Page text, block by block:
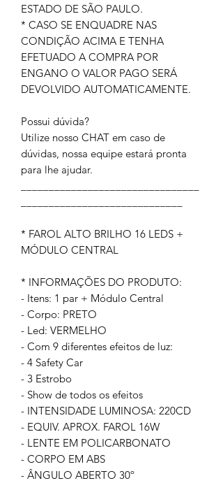
ESTADO DE SÃO PAULO.
* CASO SE ENQUADRE NAS
CONDIÇÃO ACIMA E TENHA
EFETUADO A COMPRA POR
ENGANO O VALOR PAGO SERÁ
DEVOLVIDO AUTOMATICAMENTE.
Possui dúvida?
Utilize nosso CHAT em caso de
dúvidas, nossa equipe estará pronta
para lhe ajudar.
* FAROL ALTO BRILHO 16 LEDS +
MÓDULO CENTRAL
* INFORMAÇÕES DO PRODUTO:
- Itens: 1 par + Módulo Central
- Corpo: PRETO
- Led: VERMELHO
- Com 9 diferentes efeitos de luz:
- 4 Safety Car
- 3 Estrobo
- Show de todos os efeitos
- INTENSIDADE LUMINOSA: 220CD
- EQUIV. APROX. FAROL 16W
- LENTE EM POLICARBONATO
- CORPO EM ABS
- ÂNGULO ABERTO 30º